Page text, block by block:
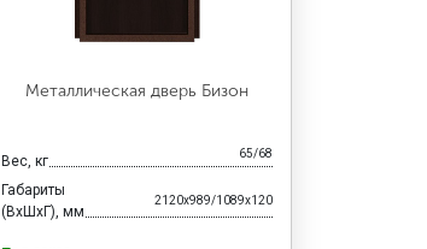
Металлическая дверь Бизон
Вес, кг 65/68
Габариты
(ВхШхГ), мм
2120x989/1089x120